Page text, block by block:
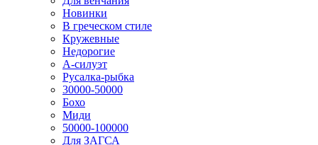
Новинки
В греческом стиле
Кружевные
Недорогие
А-силуэт
Русалка-рыбка
30000-50000
Бохо
Миди
50000-100000
Для ЗАГСА